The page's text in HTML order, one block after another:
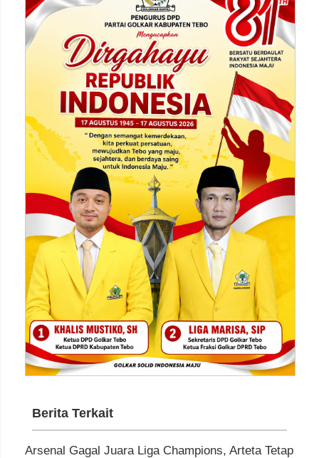
Berita Terkait
Arsenal Gagal Juara Liga Champions, Arteta Tetap